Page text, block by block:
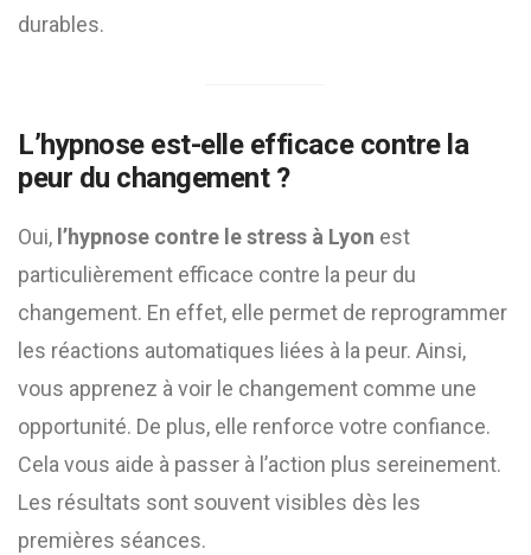
durables.
L’hypnose est-elle efficace contre la
peur du changement ?
Oui, l’hypnose contre le stress à Lyon est
particulièrement efficace contre la peur du
changement. En effet, elle permet de reprogrammer
les réactions automatiques liées à la peur. Ainsi,
vous apprenez à voir le changement comme une
opportunité. De plus, elle renforce votre confiance.
Cela vous aide à passer à l’action plus sereinement.
Les résultats sont souvent visibles dès les
premières séances.